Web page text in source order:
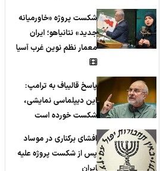
شکست پروژه «خاورمیانه
جدید» نتانیاهو؛ ایران
معمار نظم نوین غرب آسیا
پاسخ قالیباف به ترامپ:
این دیپلماسی نمایشی،
شکست خورده است
افشای برکناری در موساد
پس از شکست پروژه علیه
ایران